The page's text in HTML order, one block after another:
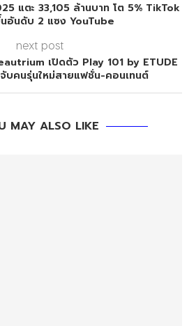
แตะ 33,105 ล้านบาท โต 5% TikTok
อันดับ 2 แซง YouTube
next post
เปิดตัว Play 101 by ETUDE
บคนรุ่นใหม่สายแฟชั่น-คอนเทนต์
MAY ALSO LIKE